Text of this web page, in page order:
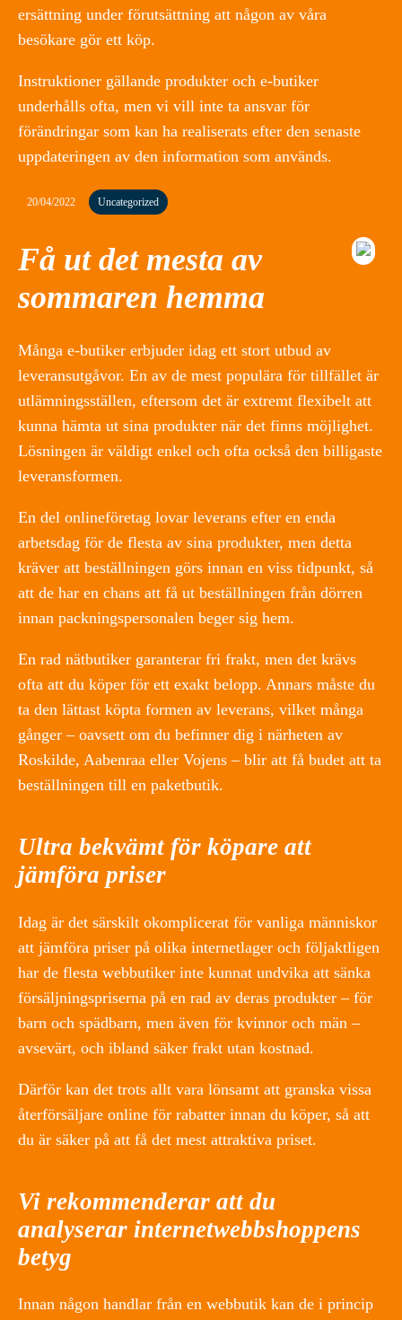
ersättning under förutsättning att någon av våra
besökare gör ett köp.
Instruktioner gällande produkter och e-butiker
underhålls ofta, men vi vill inte ta ansvar för
förändringar som kan ha realiserats efter den senaste
uppdateringen av den information som används.
20/04/2022 Uncategorized
Få ut det mesta av
sommaren hemma
Många e-butiker erbjuder idag ett stort utbud av
leveransutgåvor. En av de mest populära för tillfället är
utlämningsställen, eftersom det är extremt flexibelt att
kunna hämta ut sina produkter när det finns möjlighet.
Lösningen är väldigt enkel och ofta också den billigaste
leveransformen.
En del onlineföretag lovar leverans efter en enda
arbetsdag för de flesta av sina produkter, men detta
kräver att beställningen görs innan en viss tidpunkt, så
att de har en chans att få ut beställningen från dörren
innan packningspersonalen beger sig hem.
En rad nätbutiker garanterar fri frakt, men det krävs
ofta att du köper för ett exakt belopp. Annars måste du
ta den lättast köpta formen av leverans, vilket många
gånger – oavsett om du befinner dig i närheten av
Roskilde, Aabenraa eller Vojens – blir att få budet att ta
beställningen till en paketbutik.
Ultra bekvämt för köpare att
jämföra priser
Idag är det särskilt okomplicerat för vanliga människor
att jämföra priser på olika internetlager och följaktligen
har de flesta webbutiker inte kunnat undvika att sänka
försäljningspriserna på en rad av deras produkter – för
barn och spädbarn, men även för kvinnor och män –
avsevärt, och ibland säker frakt utan kostnad.
Därför kan det trots allt vara lönsamt att granska vissa
återförsäljare online för rabatter innan du köper, så att
du är säker på att få det mest attraktiva priset.
Vi rekommenderar att du
analyserar internetwebbshoppens
betyg
Innan någon handlar från en webbutik kan de i princip